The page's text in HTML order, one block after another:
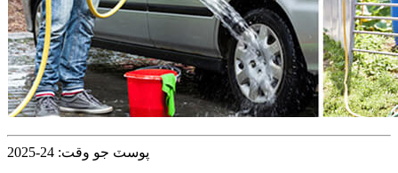
پوسٽ جو وقت: 24-2025